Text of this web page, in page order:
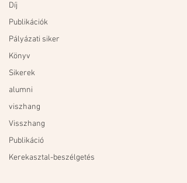
Díj
Publikációk
Pályázati siker
Könyv
Sikerek
alumni
viszhang
Visszhang
Publikáció
Kerekasztal-beszélgetés